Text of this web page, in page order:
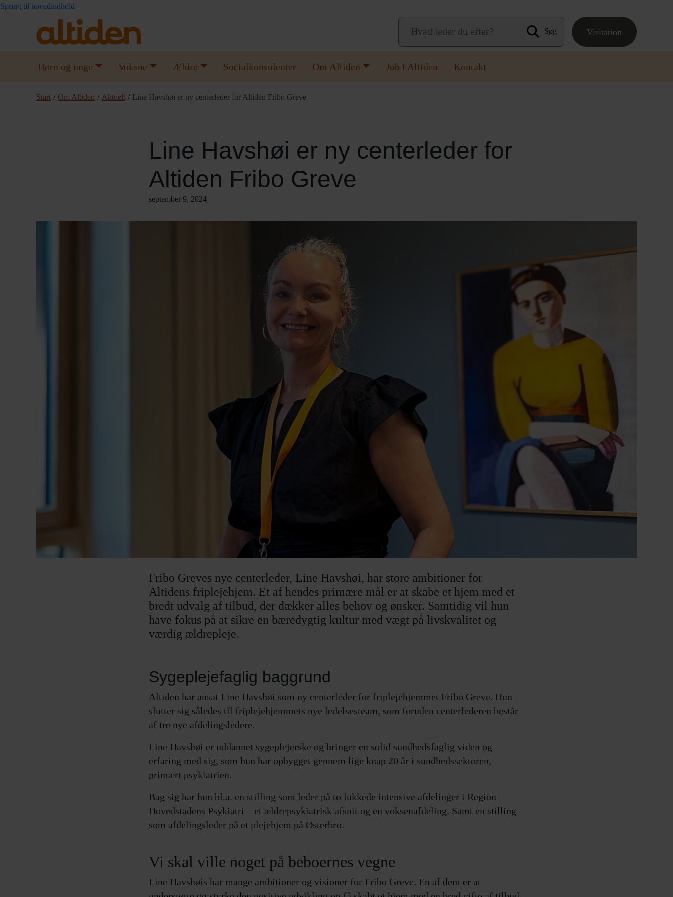
Spring til hovedindhold
Søg efter: Visitation
Børn og unge Voksne Ældre Socialkonsulenter Om Altiden Job i Altiden Kontakt
Start / Om Altiden / Aktuelt / Line Havshøi er ny centerleder for Altiden Fribo Greve
Line Havshøi er ny centerleder for
Altiden Fribo Greve
september 9, 2024
Fribo Greves nye centerleder, Line Havshøi, har store ambitioner for
Altidens friplejehjem. Et af hendes primære mål er at skabe et hjem med et
bredt udvalg af tilbud, der dækker alles behov og ønsker. Samtidig vil hun
have fokus på at sikre en bæredygtig kultur med vægt på livskvalitet og
værdig ældrepleje.
Sygeplejefaglig baggrund
Altiden har ansat Line Havshøi som ny centerleder for friplejehjemmet Fribo Greve. Hun
slutter sig således til friplejehjemmets nye ledelsesteam, som foruden centerlederen består
af tre nye afdelingsledere.
Line Havshøi er uddannet sygeplejerske og bringer en solid sundhedsfaglig viden og
erfaring med sig, som hun har opbygget gennem lige knap 20 år i sundhedssektoren,
primært psykiatrien.
Bag sig har hun bl.a. en stilling som leder på to lukkede intensive afdelinger i Region
Hovedstadens Psykiatri – et ældrepsykiatrisk afsnit og en voksenafdeling. Samt en stilling
som afdelingsleder på et plejehjem på Østerbro.
Vi skal ville noget på beboernes vegne
Line Havshøis har mange ambitioner og visioner for Fribo Greve. En af dem er at